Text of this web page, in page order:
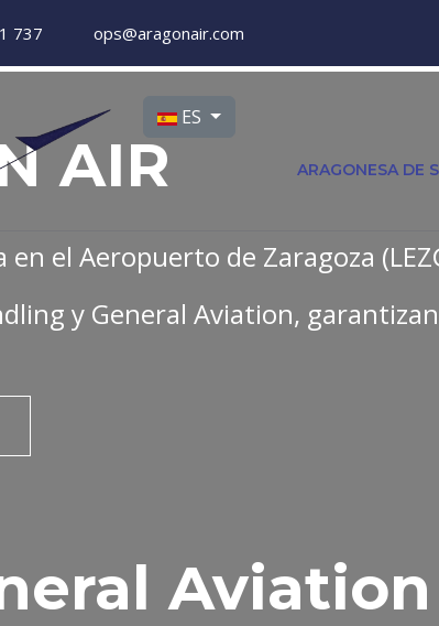
737 ops@aragonair.com
Seleccione su idioma
ES
ARAGONESA DE
AIR
en el Aeropuerto de Zaragoza
y General Aviation,